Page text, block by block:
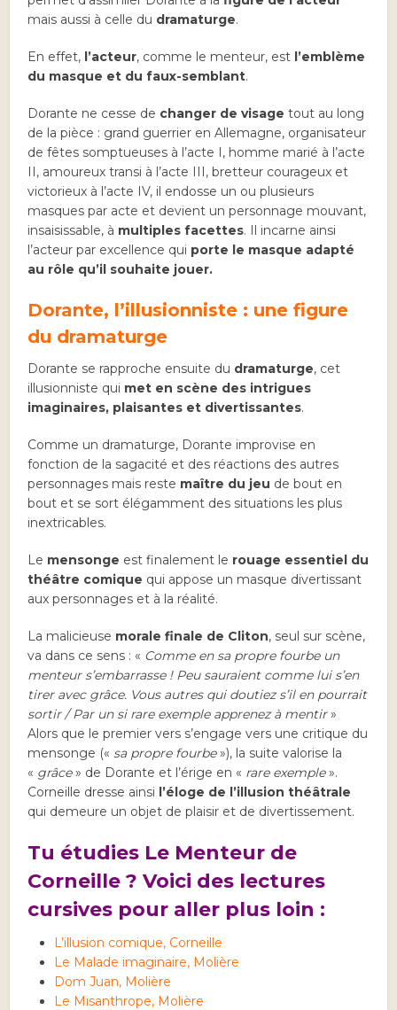
mais aussi à celle du dramaturge.
En effet, l’acteur, comme le menteur, est l’emblème
du masque et du faux-semblant.
Dorante ne cesse de changer de visage tout au long
de la pièce : grand guerrier en Allemagne, organisateur
de fêtes somptueuses à l’acte I, homme marié à l’acte
II, amoureux transi à l’acte III, bretteur courageux et
victorieux à l’acte IV, il endosse un ou plusieurs
masques par acte et devient un personnage mouvant,
insaisissable, à multiples facettes. Il incarne ainsi
l’acteur par excellence qui porte le masque adapté
au rôle qu’il souhaite jouer.
Dorante, l’illusionniste : une figure
du dramaturge
Dorante se rapproche ensuite du dramaturge, cet
illusionniste qui met en scène des intrigues
imaginaires, plaisantes et divertissantes.
Comme un dramaturge, Dorante improvise en
fonction de la sagacité et des réactions des autres
personnages mais reste maître du jeu de bout en
bout et se sort élégamment des situations les plus
inextricables.
Le mensonge est finalement le rouage essentiel du
théâtre comique qui appose un masque divertissant
aux personnages et à la réalité.
La malicieuse morale finale de Cliton, seul sur scène,
va dans ce sens : « Comme en sa propre fourbe un
menteur s’embarrasse ! Peu sauraient comme lui s’en
tirer avec grâce. Vous autres qui doutiez s’il en pourrait
sortir / Par un si rare exemple apprenez à mentir»
Alors que le premier vers s’engage vers une critique du
mensonge (« sa propre fourbe»), la suite valorise la
« grâce» de Dorante et l’érige en « rare exemple».
Corneille dresse ainsi l’éloge de l’illusion théâtrale
qui demeure un objet de plaisir et de divertissement.
Tu étudies Le Menteur de
Corneille ? Voici des lectures
cursives pour aller plus loin :
L’illusion comique, Corneille
Le Malade imaginaire, Molière
Dom Juan, Molière
Le Misanthrope, Molière